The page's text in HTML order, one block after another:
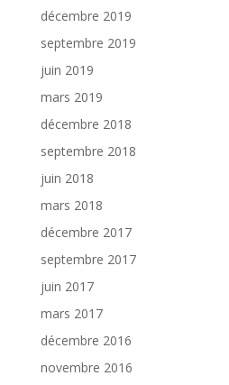
décembre 2019
septembre 2019
juin 2019
mars 2019
décembre 2018
septembre 2018
juin 2018
mars 2018
décembre 2017
septembre 2017
juin 2017
mars 2017
décembre 2016
novembre 2016